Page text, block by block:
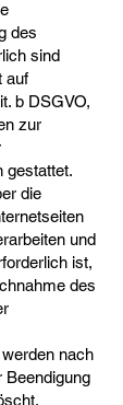
des
sind
auf
b DSGVO,
zur
gestattet.
die
und
ist,
des
nach
Beendigung